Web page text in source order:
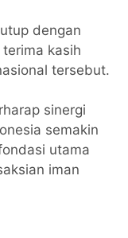
dengan
kasih
tersebut.
sinergi
semakin
utama
iman